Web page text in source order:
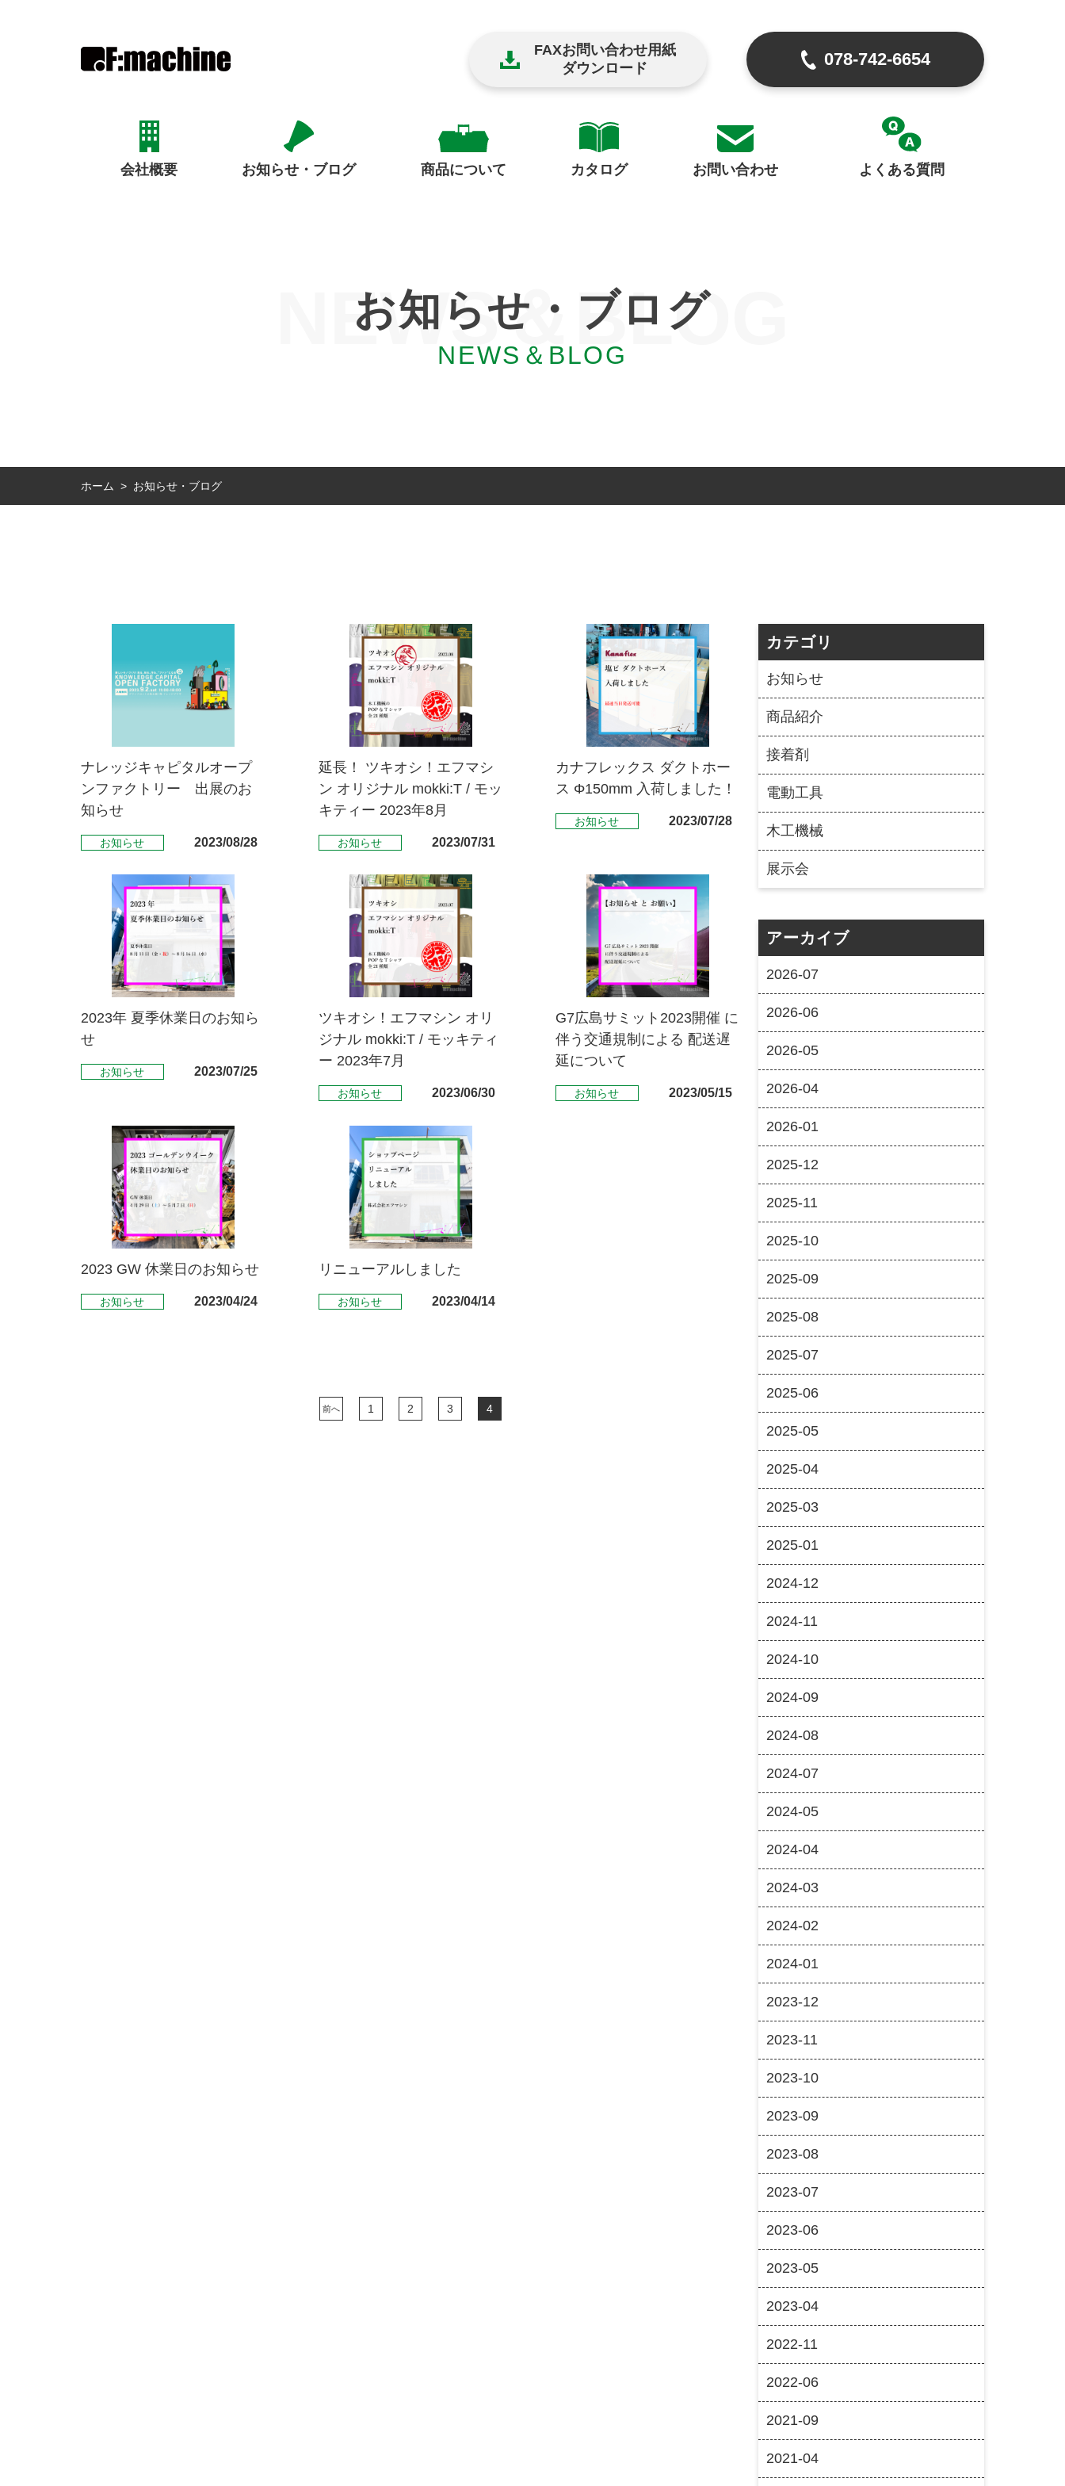
FAXお問い合わせ用紙
ダウンロード 078-742-6654
会社概要 お知らせ・ブログ 商品について カタログ お問い合わせ よくある質問
お知らせ・ブログ
NEWS＆BLOG
NEWS＆BLOG
ホーム > お知らせ・ブログ
ナレッジキャピタルオープ
ンファクトリー 出展のお
知らせ
お知らせ 2023/08/28
延長！ ツキオシ！エフマシ
ン オリジナル mokki:T / モッ
キティー 2023年8月
お知らせ 2023/07/31
カナフレックス ダクトホー
ス Φ150mm 入荷しました！
お知らせ 2023/07/28
2023年 夏季休業日のお知ら
せ
お知らせ 2023/07/25
ツキオシ！エフマシン オリ
ジナル mokki:T / モッキティ
ー 2023年7月
お知らせ 2023/06/30
G7広島サミット2023開催 に
伴う交通規制による 配送遅
延について
お知らせ 2023/05/15
2023 GW 休業日のお知らせ
お知らせ 2023/04/24
リニューアルしました
お知らせ 2023/04/14
前へ 1 2 3 4
カテゴリ
お知らせ
商品紹介
接着剤
電動工具
木工機械
展示会
アーカイブ
2026-07
2026-06
2026-05
2026-04
2026-01
2025-12
2025-11
2025-10
2025-09
2025-08
2025-07
2025-06
2025-05
2025-04
2025-03
2025-01
2024-12
2024-11
2024-10
2024-09
2024-08
2024-07
2024-05
2024-04
2024-03
2024-02
2024-01
2023-12
2023-11
2023-10
2023-09
2023-08
2023-07
2023-06
2023-05
2023-04
2022-11
2022-06
2021-09
2021-04